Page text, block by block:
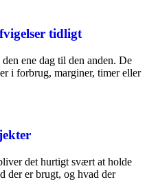
tidligt
ene dag til den anden. De
i forbrug, marginer, timer eller
det hurtigt svært at holde
der er brugt, og hvad der